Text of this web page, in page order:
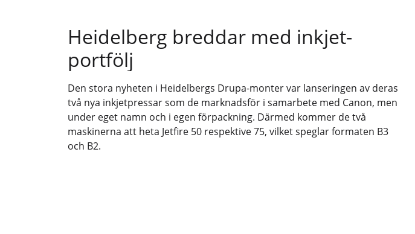
Heidelberg breddar med inkjet-
portfölj
Den stora nyheten i Heidelbergs Drupa-monter var lanseringen av deras
två nya inkjetpressar som de marknadsför i samarbete med Canon, men
under eget namn och i egen förpackning. Därmed kommer de två
maskinerna att heta Jetfire 50 respektive 75, vilket speglar formaten B3
och B2.